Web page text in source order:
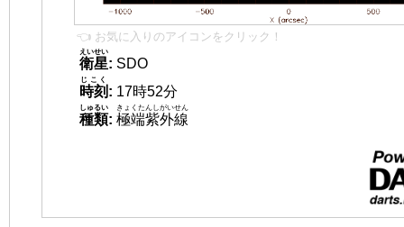
👈 お気に入りのアイコンをクリック！
衛星
えいせい
: SDO
時刻
じこく
: 17時52分
種類
しゅるい
: 極端紫外線
きょくたんしがいせん